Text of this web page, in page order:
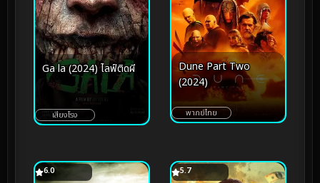
Ga la (2024) ไลฟ์ติดผี
เสียงโรง
Dune Part Two
(2024)
พากย์ไทย
6.0 5.7